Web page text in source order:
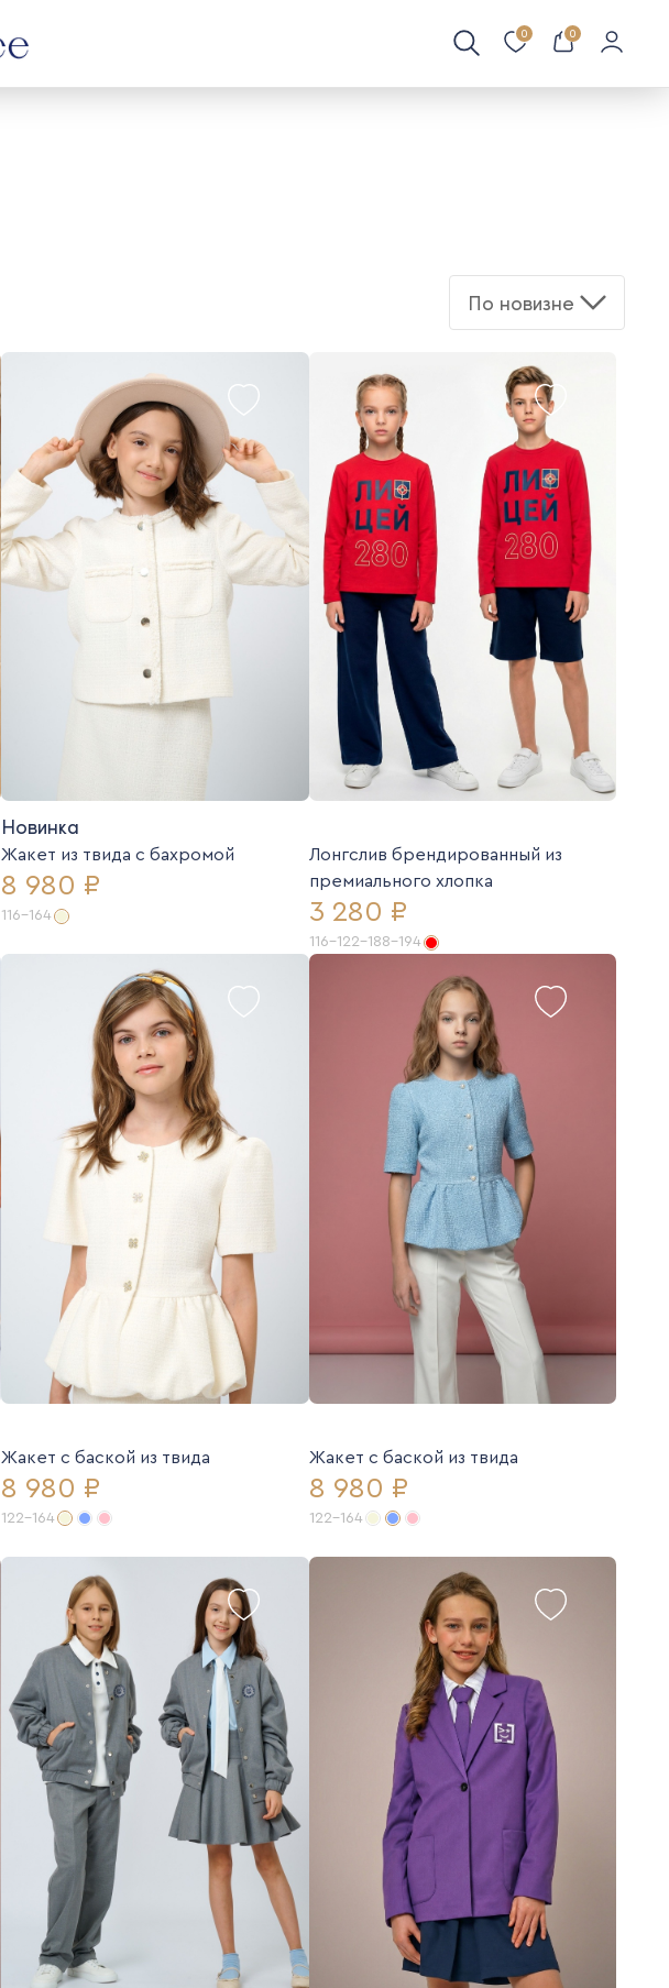
0 0
По новизне
Новинка
Жакет из твида c бахромой
8 980 ₽
116-164
Лонгслив брендированный из
премиального хлопка
3 280 ₽
116-122-188-194
Жакет с баской из твида
8 980 ₽
122-164
Жакет с баской из твида
8 980 ₽
122-164